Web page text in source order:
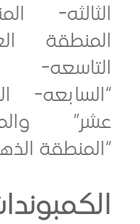
والمنطقة
الذهبية 14-21-22-29”)